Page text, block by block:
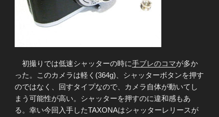
初撮りでは低速シャッターの時に手ブレのコマが多か
った。このカメラは軽く(364g)、シャッターボタンを押す
のではなく、回すタイプなので、カメラ自体が動いてし
まう可能性が高い。シャッターを押すのに違和感もあ
る。幸い今回入手したTAXONAはシャッターレリースが